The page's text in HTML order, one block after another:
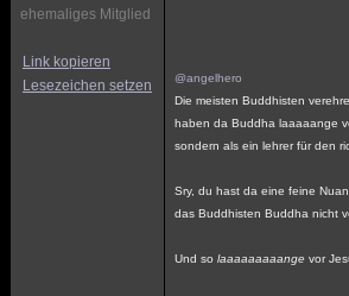
ehemaliges Mitglied
Link kopieren
Lesezeichen setzen
@angelhero
Die meisten Buddhisten
haben da Buddha laaaaange
sondern als ein lehrer für den
Sry, du hast da eine feine
das Buddhisten Buddha nicht
Und solaaaaaaaaange vor